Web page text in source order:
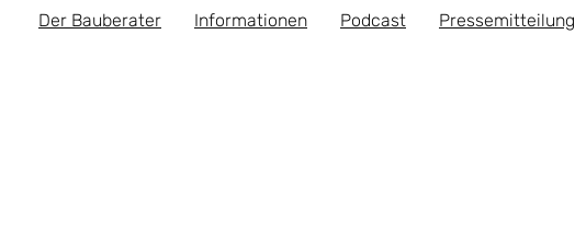
Der Bauberater Informationen Podcast Pressemitteilung